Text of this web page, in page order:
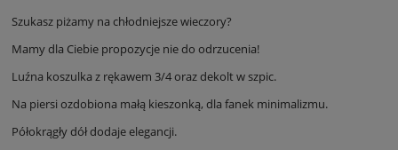
Szukasz piżamy na chłodniejsze wieczory?
Mamy dla Ciebie propozycje nie do odrzucenia!
Luźna koszulka z rękawem 3/4 oraz dekolt w szpic.
Na piersi ozdobiona małą kieszonką, dla fanek minimalizmu.
Półokrągły dół dodaje elegancji.